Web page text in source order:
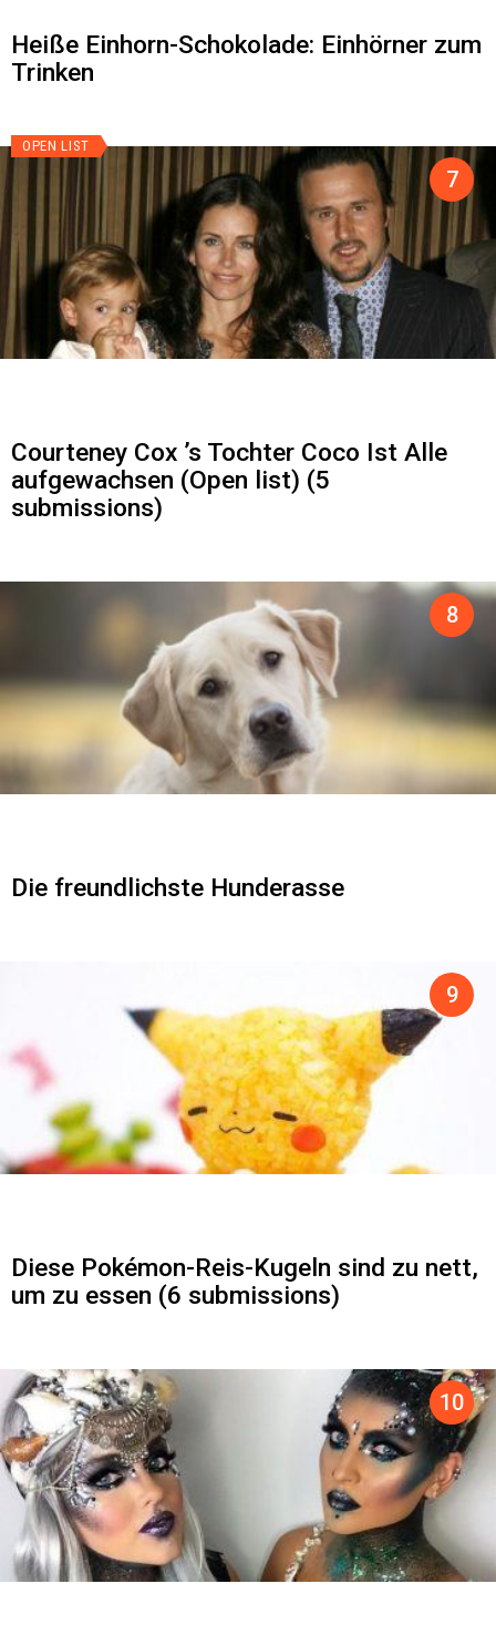
Heiße Einhorn-Schokolade: Einhörner zum
Trinken
OPEN LIST
Courteney Cox ’s Tochter Coco Ist Alle
aufgewachsen (Open list) (5
submissions)
Die freundlichste Hunderasse
Diese Pokémon-Reis-Kugeln sind zu nett,
um zu essen (6 submissions)